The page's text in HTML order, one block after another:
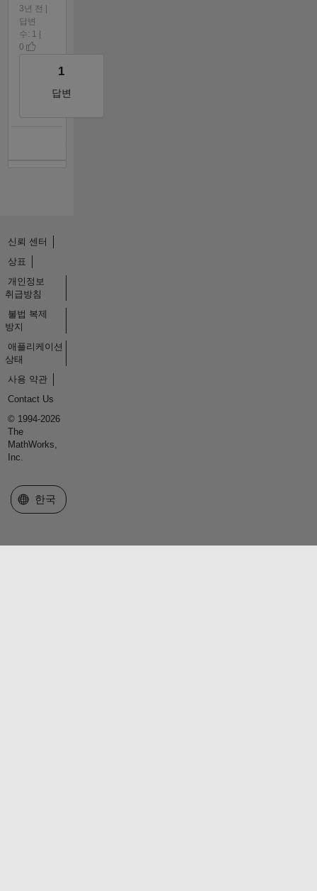
3년 전 |
답변
수: 1 |
0
1
답변
신뢰 센터
상표
개인정보
취급방침
불법 복제
방지
애플리케이션
상태
사용 약관
Contact Us
© 1994-2026
The
MathWorks,
Inc.
웹사이트 선택
한국